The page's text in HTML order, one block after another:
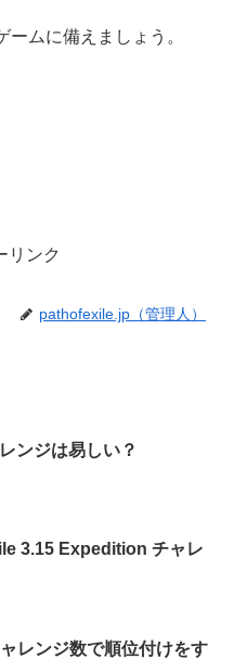
ムに備えましょう。
リンク
pathofexile.jp（管理人）
ンジは易しい？
3.15 Expedition チャレ
レンジ数で順位付けをす